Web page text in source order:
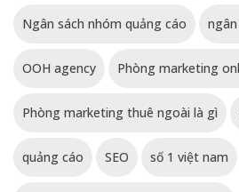
Ngân sách nhóm quảng cáo
OOH agency Phòng marketing
Phòng marketing thuê ngoài là gì
quảng cáo SEO số 1 việt nam